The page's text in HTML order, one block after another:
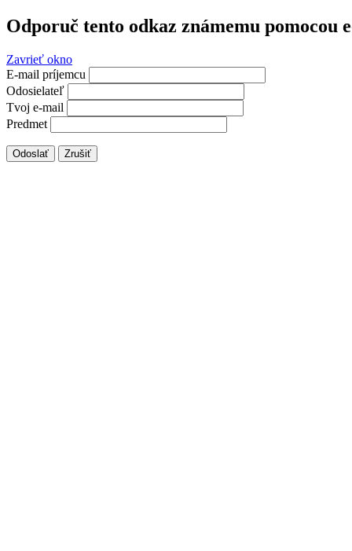
Odporuč tento odkaz známemu pomocou
Zavrieť okno
E-mail príjemcu
Odosielateľ
Tvoj e-mail
Predmet
Odoslať Zrušiť